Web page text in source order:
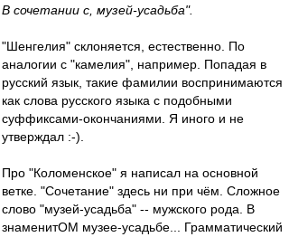
В сочетании с, музей-усадьба".
"Шенгелия" склоняется, естественно. По
аналогии с "камелия", например. Попадая в
русский язык, такие фамилии воспринимаются
как слова русского языка с подобными
суффиксами-окончаниями. Я иного и не
утверждал :-).
Про "Коломенское" я написал на основной
ветке. "Сочетание" здесь ни при чём. Сложное
слово "музей-усадьба" -- мужского рода. В
знаменитОМ музее-усадьбе... Грамматический